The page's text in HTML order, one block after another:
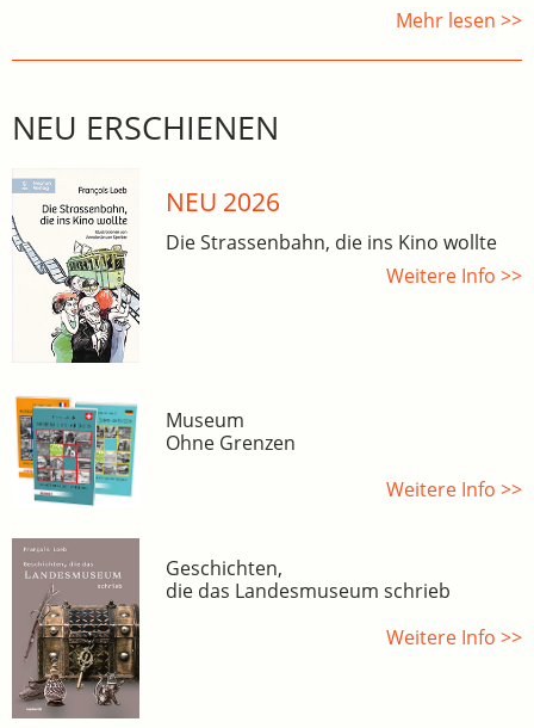
Mehr lesen >>
NEU ERSCHIENEN
NEU 2026
Die Strassenbahn, die ins Kino wollte
Weitere Info >>
Museum
Ohne Grenzen
Weitere Info >>
Geschichten,
die das Landesmuseum schrieb
Weitere Info >>